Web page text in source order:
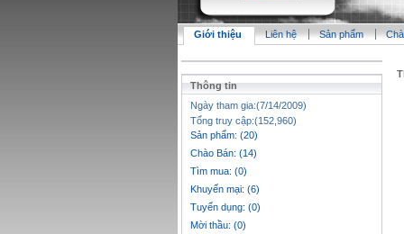
Giới thiệu Liên hệ Sản phẩm
Thông tin
Ngày tham gia:(7/14/2009)
Tổng truy cập:(152,960)
Sản phẩm: (20)
Chào Bán: (14)
Tìm mua: (0)
Khuyến mại: (6)
Tuyển dụng: (0)
Mời thầu: (0)